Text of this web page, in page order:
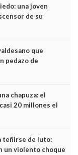
una joven
de su
últimos minutos
que
pedazo de
chapuza: el
20 millones el
cabían por los
teñirse de luto:
un violento choque